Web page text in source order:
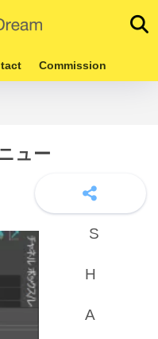
Commission
ュー